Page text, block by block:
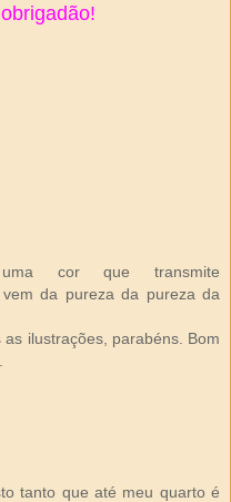
cor que transmite
da pureza da pureza da
ilustrações, parabéns. Bom
tanto que até meu quarto é